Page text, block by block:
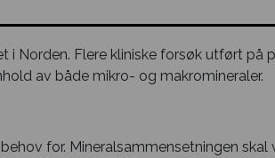
i Norden. Flere kliniske forsøk utført på
av både mikro- og makromineraler.
for. Mineralsammensetningen